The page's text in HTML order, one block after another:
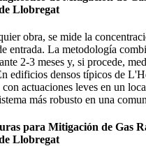
Llobregat
obra, se mide la
entrada. La metodología
2-3 meses y, si procede,
edificios densos típicos de
actuaciones leves en un
más robusto en una
para Mitigación de Gas
Llobregat